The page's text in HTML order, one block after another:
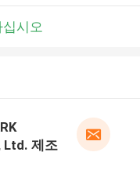
시오
Ltd. 제조